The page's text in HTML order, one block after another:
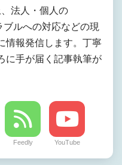
法人・個人の
ルへの対応などの現
情報発信します。丁寧
に手が届く記事執筆が
Feedly YouTube